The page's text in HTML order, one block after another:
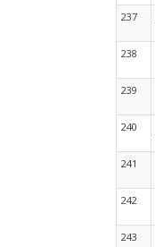
237
238
239
240
241
242
243